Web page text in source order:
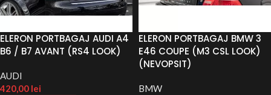
ELERON PORTBAGAJ AUDI A4
B6 / B7 AVANT (RS4 LOOK)
AUDI
420,00 lei
ELERON PORTBAGAJ BMW 3
E46 COUPE (M3 CSL LOOK)
(NEVOPSIT)
BMW